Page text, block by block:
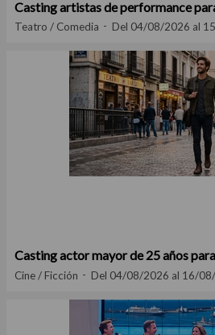
Casting artistas de performance
Teatro / Comedia Del 04/08/2026 al
Casting actor mayor de 25 años
Cine / Ficción Del 04/08/2026 al 16/